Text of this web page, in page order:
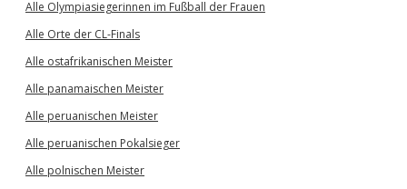
Alle Olympiasiegerinnen im Fußball der Frauen
Alle Orte der CL-Finals
Alle ostafrikanischen Meister
Alle panamaischen Meister
Alle peruanischen Meister
Alle peruanischen Pokalsieger
Alle polnischen Meister